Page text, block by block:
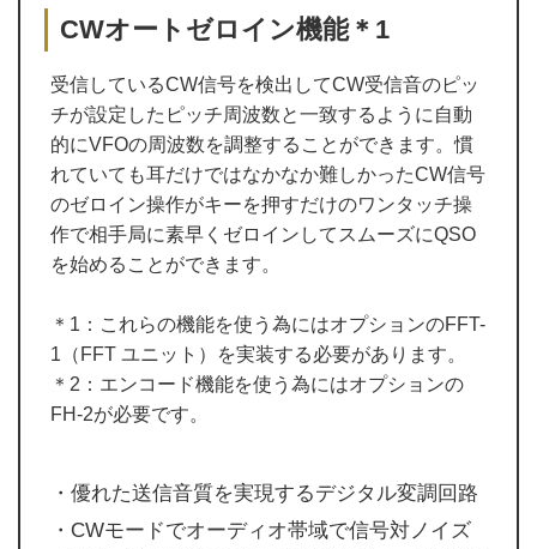
CWオートゼロイン機能＊1
受信しているCW信号を検出してCW受信音のピッ
チが設定したピッチ周波数と一致するように自動
的にVFOの周波数を調整することができます。慣
れていても耳だけではなかなか難しかったCW信号
のゼロイン操作がキーを押すだけのワンタッチ操
作で相手局に素早くゼロインしてスムーズにQSO
を始めることができます。
＊1：これらの機能を使う為にはオプションのFFT-
1（FFT ユニット）を実装する必要があります。
＊2：エンコード機能を使う為にはオプションの
FH-2が必要です。
・優れた送信音質を実現するデジタル変調回路
・CWモードでオーディオ帯域で信号対ノイズ